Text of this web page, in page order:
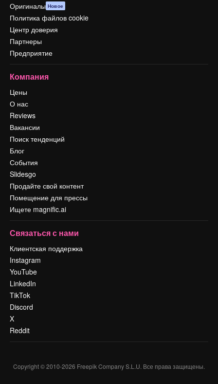
Оригиналы Новое
Политика файлов cookie
Центр доверия
Партнеры
Предприятие
Компания
Цены
О нас
Reviews
Вакансии
Поиск тенденций
Блог
События
Slidesgo
Продайте свой контент
Помещение для прессы
Ищете magnific.ai
Связаться с нами
Клиентская поддержка
Instagram
YouTube
LinkedIn
TikTok
Discord
X
Reddit
Copyright © 2010-2026 Freepik Company S.L.U. Все права защищены.